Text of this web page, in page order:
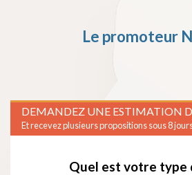
Le promoteur
DEMANDEZ UNE ESTIMATION
Et recevez plusieurs propositions sous 8
Quel est votre type